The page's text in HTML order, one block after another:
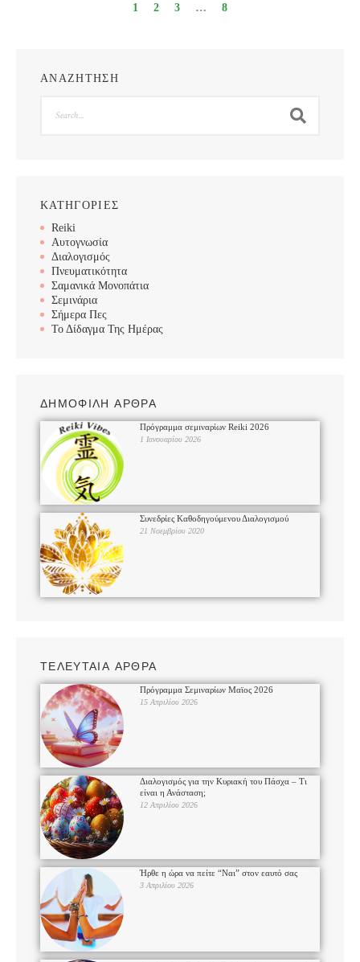
1 2 3 … 8
ΑΝΑΖΗΤΗΣΗ
ΚΑΤΗΓΟΡΙΕΣ
Reiki
Αυτογνωσία
Διαλογισμός
Πνευματικότητα
Σαμανικά Μονοπάτια
Σεμινάρια
Σήμερα Πες
Το Δίδαγμα Της Ημέρας
ΔΗΜΟΦΙΛΗ ΑΡΘΡΑ
Πρόγραμμα σεμιναρίων Reiki 2026
1 Ιανουαρίου 2026
Συνεδρίες Καθοδηγούμενου Διαλογισμού
21 Νοεμβρίου 2020
ΤΕΛΕΥΤΑΙΑ ΑΡΘΡΑ
Πρόγραμμα Σεμιναρίων Μαϊος 2026
15 Απριλίου 2026
Διαλογισμός για την Κυριακή του Πάσχα – Τι
είναι η Ανάσταση;
12 Απριλίου 2026
Ήρθε η ώρα να πείτε “Ναι” στον εαυτό σας
3 Απριλίου 2026